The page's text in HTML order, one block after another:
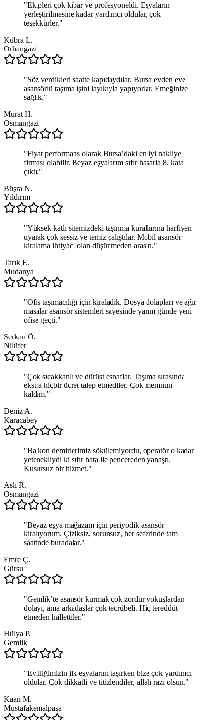
"Ekipleri çok kibar ve profesyoneldi. Eşyaların
yerleştirilmesine kadar yardımcı oldular, çok
teşekkürler."
Kübra L.
Orhangazi
"Söz verdikleri saatte kapıdaydılar. Bursa evden eve
asansörlü taşıma işini layıkıyla yapıyorlar. Emeğinize
sağlık."
Murat H.
Osmangazi
"Fiyat performans olarak Bursa’daki en iyi nakliye
firması olabilir. Beyaz eşyalarım sıfır hasarla 8. kata
çıktı."
Büşra N.
Yıldırım
"Yüksek katlı sitemizdeki taşınma kurallarına harfiyen
uyarak çok sessiz ve temiz çalıştılar. Mobil asansör
kiralama ihtiyacı olan düşünmeden arasın."
Tarık E.
Mudanya
"Ofis taşımacılığı için kiraladık. Dosya dolapları ve ağır
masalar asansör sistemleri sayesinde yarım günde yeni
ofise geçti."
Serkan Ö.
Nilüfer
"Çok sıcakkanlı ve dürüst esnaflar. Taşıma sırasında
ekstra hiçbir ücret talep etmediler. Çok memnun
kaldım."
Deniz A.
Karacabey
"Balkon demirlerimiz sökülemiyordu, operatör o kadar
yetenekliydi ki sıfır hata ile pencereden yanaştı.
Kusursuz bir hizmet."
Aslı R.
Osmangazi
"Beyaz eşya mağazam için periyodik asansör
kiralıyorum. Çiziksiz, sorunsuz, her seferinde tam
saatinde buradalar."
Emre Ç.
Gürsu
"Gemlik’te asansör kurmak çok zordur yokuşlardan
dolayı, ama arkadaşlar çok tecrübeli. Hiç tereddüt
etmeden hallettiler."
Hülya P.
Gemlik
"Evliliğimizin ilk eşyalarını taşırken bize çok yardımcı
oldular. Çok dikkatli ve titizlendiler, allah razı olsun."
Kaan M.
Mustafakemalpaşa